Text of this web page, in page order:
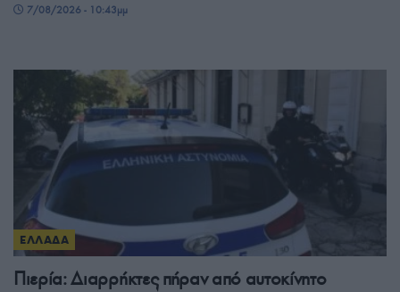
7/08/2026 - 10:43μμ
ΕΛΛΑΔΑ
Πιερία: Διαρρήκτες πήραν από αυτοκίνητο